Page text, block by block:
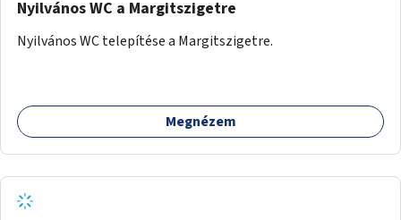
Nyilvános WC a Margitszigetre
Nyilvános WC telepítése a Margitszigetre.
Megnézem